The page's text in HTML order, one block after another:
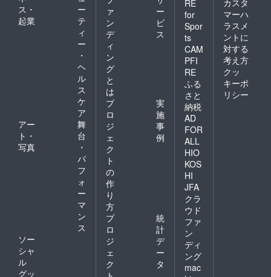
ス・
起業
ー
テ
ィ
ー
・
ヘ
ル
ス
ケ
ア
アー
ト・
写真
舞
台
・
パ
フ
ォ
ー
マ
ン
ス
ソー
シャ
ル
グッ
ァ
ン
デ
ィ
ン
グ
と
は
ー
ビ
ス
プ
ロ
ジ
ェ
ク
ト
の
作
り
方
実
施
事
例
プ
ロ
ジ
ェ
ク
統
計
デ
ー
タ
RE
for
Spor
ts
CAM
PFI
RE
ふる
さと
納税
AD
FOR
ALL
HIO
KOS
HI
JFA
クラ
ウド
ファ
ン
ディ
ング
mac
マーハ
ラスメ
ントに
対する
考え方
クッ
キーポ
リシー